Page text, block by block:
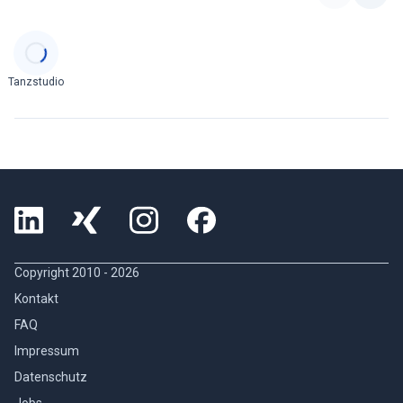
Tanzstudio
Copyright 2010 - 2026
Kontakt
FAQ
Impressum
Datenschutz